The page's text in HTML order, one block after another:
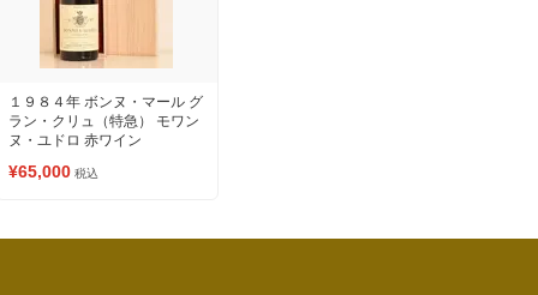
１９８４年 ボンヌ・マール グ
ラン・クリュ（特急） モワン
ヌ・ユドロ 赤ワイン
¥65,000 税込